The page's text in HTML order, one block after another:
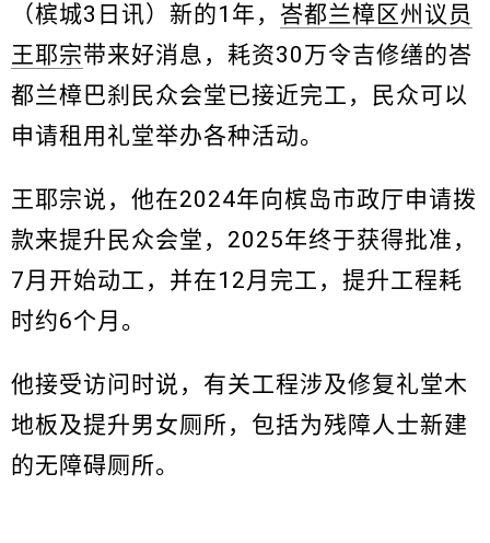
（槟城3日讯）新的1年， 峇都兰樟区州议员
王耶宗带来好消息，耗资30万令吉修缮的峇
都兰樟巴刹民众会堂已接近完工，民众可以
申请租用礼堂举办各种活动。
王耶宗说，他在2024年向槟岛市政厅申请拨
款来提升民众会堂，2025年终于获得批准，
7月开始动工，并在12月完工，提升工程耗
时约6个月。
他接受访问时说，有关工程涉及修复礼堂木
地板及提升男女厕所，包括为残障人士新建
的无障碍厕所。